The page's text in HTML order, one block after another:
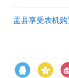
盂县享受农机